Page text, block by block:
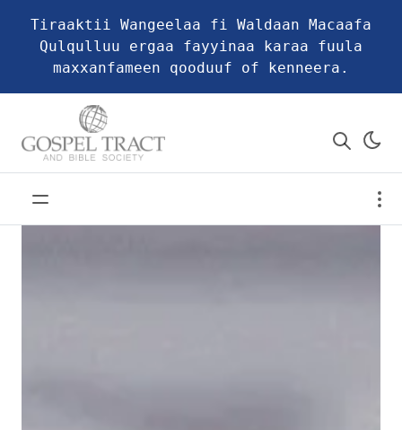
Tiraaktii Wangeelaa fi Waldaan Macaafa
Qulqulluu ergaa fayyinaa karaa fuula
maxxanfameen qooduuf of kenneera.